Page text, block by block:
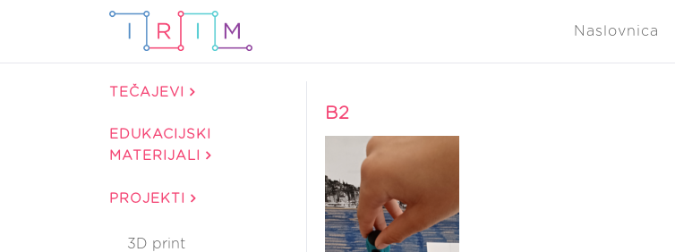
Naslovnica
TEČAJEVI
EDUKACIJSKI
MATERIJALI
PROJEKTI
3D print
B2